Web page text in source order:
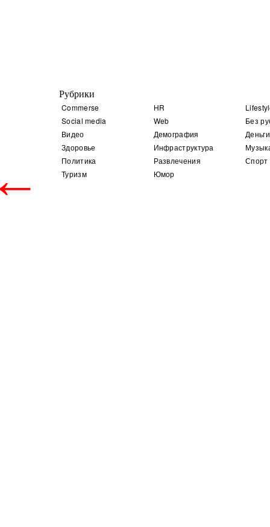
Рубрики
Commerse
HR
Social media
Web
Без
Видео
Демография
Деньги
Здоровье
Инфраструктура
Политика
Развлечения
Спорт
Туризм
Юмор